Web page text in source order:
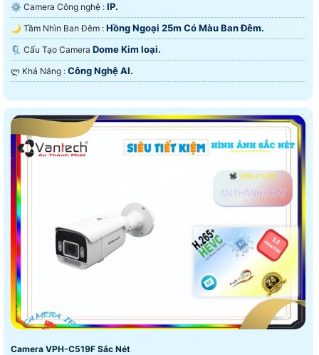
⚙ Camera Công nghệ : IP.
🌙 Tầm Nhìn Ban Đêm : Hồng Ngoại 25m Có Màu Ban Ðêm.
🗜️ Cấu Tạo Camera Dome Kim loại.
️ლ Khả Năng : Công Nghệ AI.
Camera VPH-C519F Sắc Nét